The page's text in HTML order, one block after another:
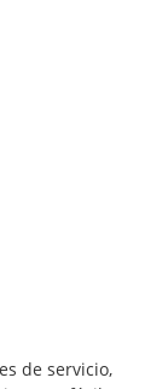
de servicio,